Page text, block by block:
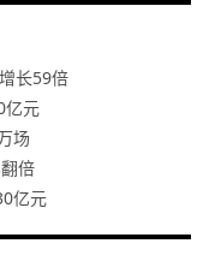
长59倍
亿元
场
倍
亿元